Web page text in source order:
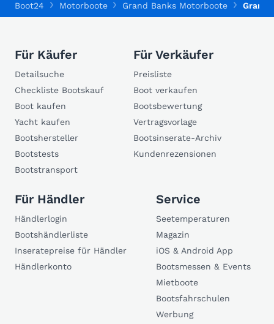
Boot24 Motorboote Grand Banks Motorboote Grand
Für Käufer
Detailsuche
Checkliste Bootskauf
Boot kaufen
Yacht kaufen
Bootshersteller
Bootstests
Bootstransport
Für Verkäufer
Preisliste
Boot verkaufen
Bootsbewertung
Vertragsvorlage
Bootsinserate-Archiv
Kundenrezensionen
Für Händler
Händlerlogin
Bootshändlerliste
Inseratepreise für Händler
Händlerkonto
Service
Seetemperaturen
Magazin
iOS & Android App
Bootsmessen & Events
Mietboote
Bootsfahrschulen
Werbung